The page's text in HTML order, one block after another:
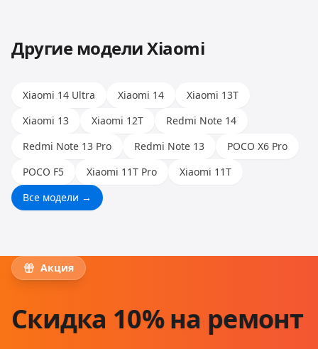
Другие моделиXiaomi
Xiaomi 14 Ultra Xiaomi 14
Xiaomi 13T
Xiaomi 13
Xiaomi 12T
Redmi Note 14
Redmi Note 13 Pro
Redmi Note 13
POCO X6 Pro
POCO F5
Xiaomi 11T Pro
Xiaomi 11T
Все модели →
Акция
Скидка 10% на ремонт